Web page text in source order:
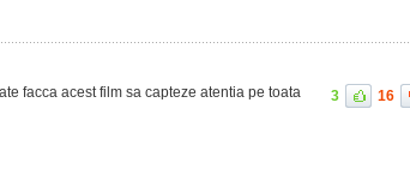
facca acest film sa capteze atentia pe toata
3 16